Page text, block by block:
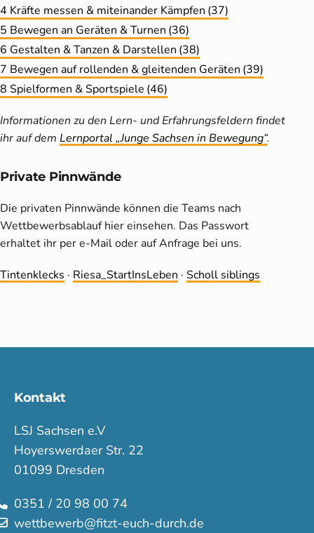
4 Kräfte messen & miteinander Kämpfen (37)
5 Bewegen an Geräten & Turnen (36)
6 Gestalten & Tanzen & Darstellen (38)
7 Bewegen auf rollenden & gleitenden Geräten (39)
8 Spielformen & Sportspiele (46)
Informationen zu den Lern- und Erfahrungsfeldern findet
ihr auf dem Lernportal „Junge Sachsen in Bewegung“.
Private Pinnwände
Die privaten Pinnwände können die Teams nach
Wettbewerbsablauf hier einsehen. Das Passwort
erhaltet ihr per e-Mail oder auf Anfrage bei uns.
Tintenklecks · Riesa_StartInsLeben · Scholl siblings
Kontakt
LSJ Sachsen e.V
Hoyerswerdaer Str. 22
01099 Dresden
0351 / 20 98 00 74
wettbewerb@fitzt-euch-durch.de